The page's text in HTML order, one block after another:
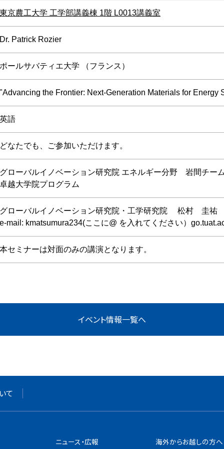
東京農工大学 工学部講義棟 1階 L0013講義室
Dr. Patrick Rozier
ポールサバティエ大学 （フランス）
"Advancing the Frontier: Next-Generation Materials for Energy
英語
どなたでも、ご参加いただけます。
グローバルイノベーション研究院 エネルギー分野 岩間チーム
卓越大学院プログラム
グローバルイノベーション研究院・工学研究院 松村 圭祐
e-mail: kmatsumura234(ここに@ を入れてください）
本セミナーは対面のみの講演となります。
て
ニュース・広報 海外からお越しの方へ